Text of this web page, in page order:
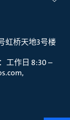
虹桥天地3号楼
工作日 8:30 –